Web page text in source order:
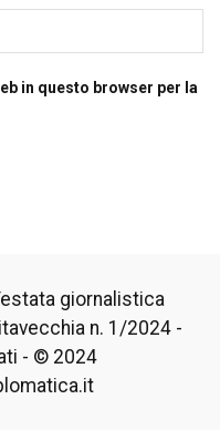
in questo browser per la
giornalistica
n. 1/2024 -
- © 2024